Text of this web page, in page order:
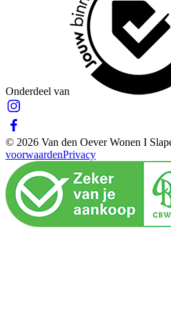
Onderdeel van
© 2026 Van den Oever Wonen I
voorwaardenPrivacy